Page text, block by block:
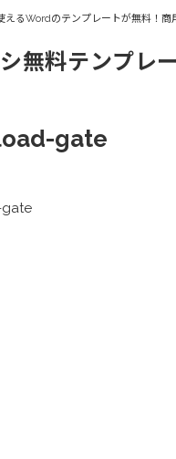
るWordのテンプレートが無料！商
無料テンプレ
gate